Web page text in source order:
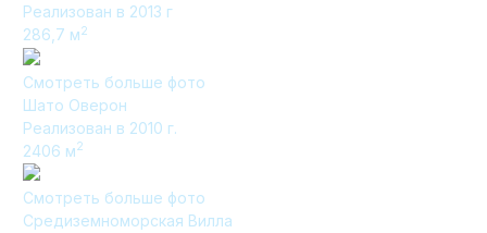
Управление проектом реализации дома
Функция Генпроектировщик
Функция Генподрядчик
Дизайн интерьеров. Отделка
Облицовка фасада
Реконструкция
Реализован в 2013 г
286,7 м2
Смотреть больше фото
Шато Оверон
Реализован в 2010 г.
2406 м2
Смотреть больше фото
Средиземноморская Вилла